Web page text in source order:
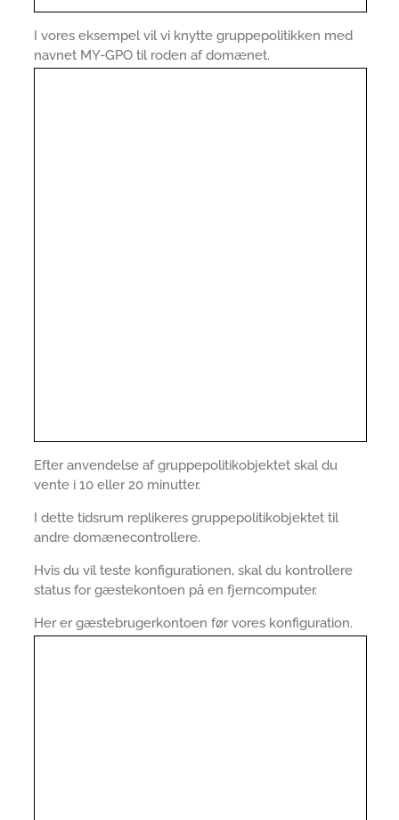
I vores eksempel vil vi knytte gruppepolitikken med
navnet MY-GPO til roden af domænet.
Efter anvendelse af gruppepolitikobjektet skal du
vente i 10 eller 20 minutter.
I dette tidsrum replikeres gruppepolitikobjektet til
andre domænecontrollere.
Hvis du vil teste konfigurationen, skal du kontrollere
status for gæstekontoen på en fjerncomputer.
Her er gæstebrugerkontoen før vores konfiguration.